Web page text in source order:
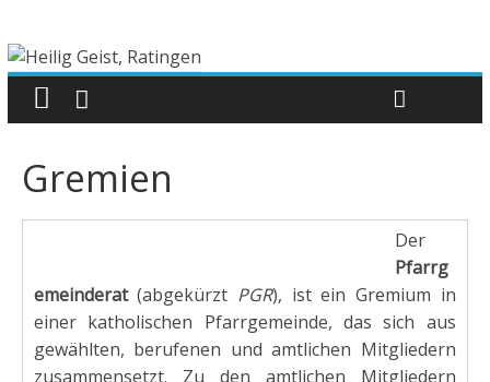
Gremien
Der
Pfarrg
emeinderat(abgekürzt PGR), ist ein Gremium in
einer katholischen Pfarrgemeinde, das sich aus
gewählten, berufenen und amtlichen Mitgliedern
zusammensetzt. Zu den amtlichen Mitgliedern